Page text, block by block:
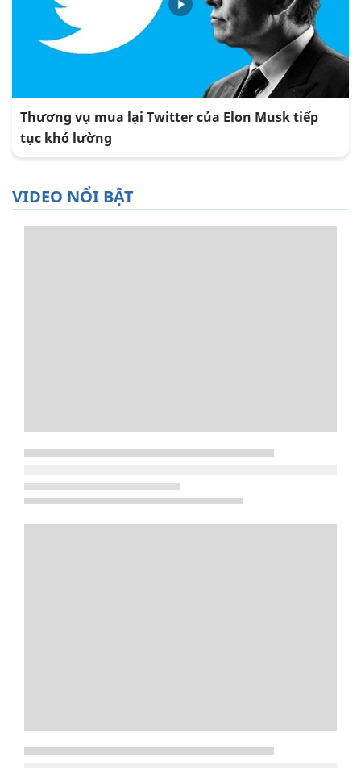
Thương vụ mua lại Twitter của Elon Musk tiếp
tục khó lường
VIDEO NỔI BẬT